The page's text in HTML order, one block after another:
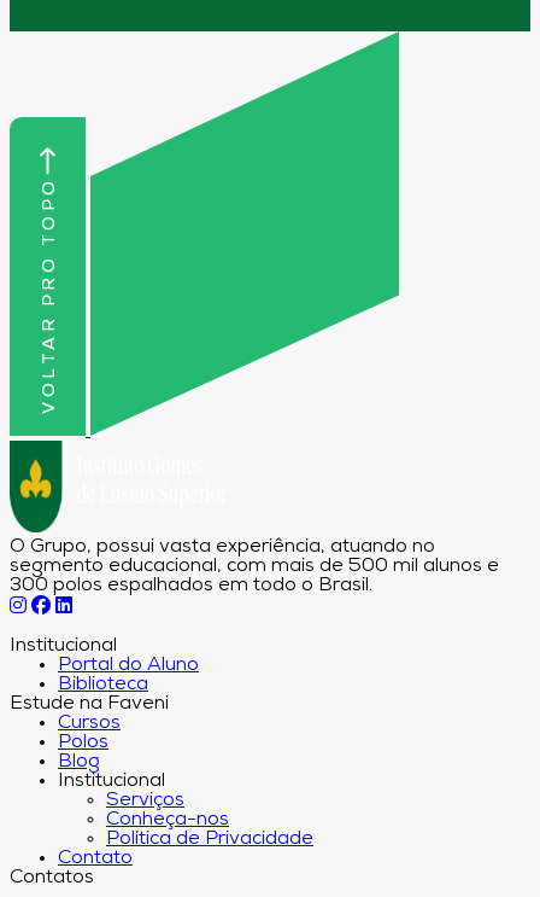
VOLTAR PRO TOPO
O Grupo, possui vasta experiência, atuando no
segmento educacional, com mais de 500 mil alunos e
300 polos espalhados em todo o Brasil.
Institucional
Portal do Aluno
Biblioteca
Estude na Faveni
Cursos
Polos
Blog
Institucional
Serviços
Conheça-nos
Política de Privacidade
Contato
Contatos